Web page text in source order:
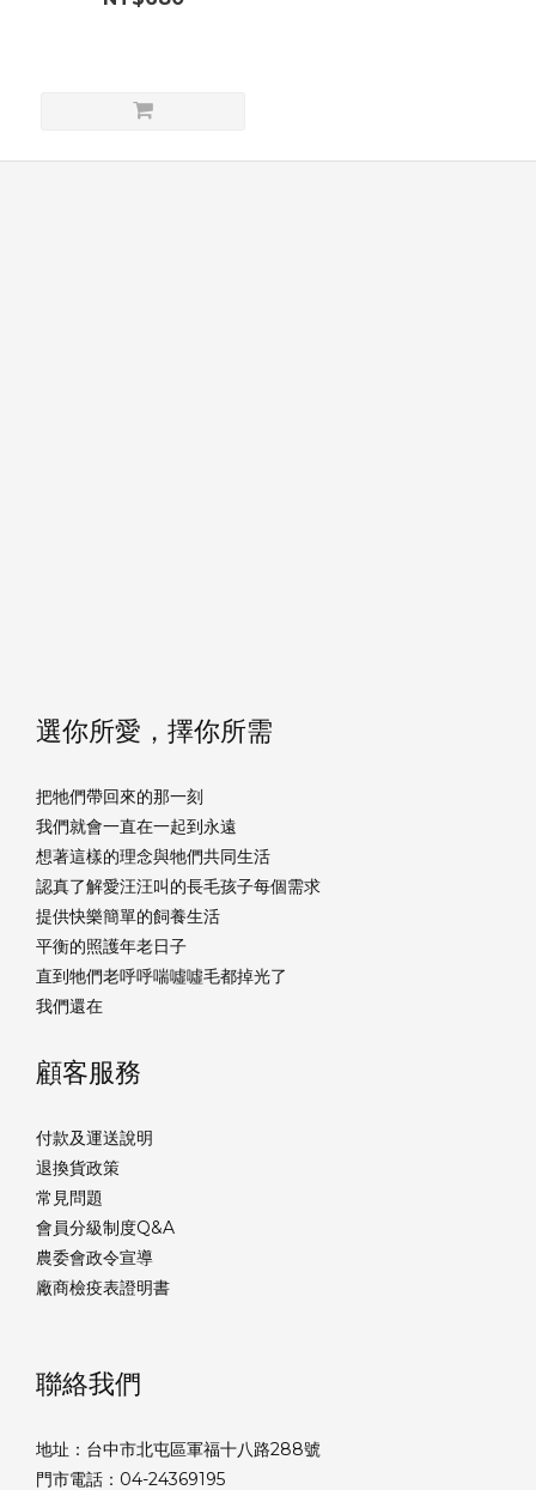
選你所愛，擇你所需
把牠們帶回來的那一刻
我們就會一直在一起到永遠
想著這樣的理念與牠們共同生活
認真了解愛汪汪叫的長毛孩子每個需求
提供快樂簡單的飼養生活
平衡的照護年老日子
直到牠們老呼呼喘噓噓毛都掉光了
我們還在
顧客服務
付款及運送說明
退換貨政策
常見問題
會員分級制度Q&A
農委會政令宣導
廠商檢疫表證明書
聯絡我們
地址：台中市北屯區軍福十八路288號
門市電話：04-24369195